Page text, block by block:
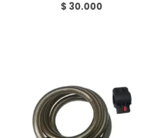
$ 30.000